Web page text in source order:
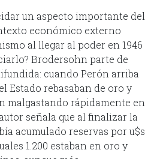
un aspecto importante del
económico externo
al llegar al poder en 1946
Brodersohn parte de
cuando Perón arriba
Estado rebasaban de oro y
malgastando rápidamente en
señala que al finalizar la
acumulado reservas por u$s
1.200 estaban en oro y